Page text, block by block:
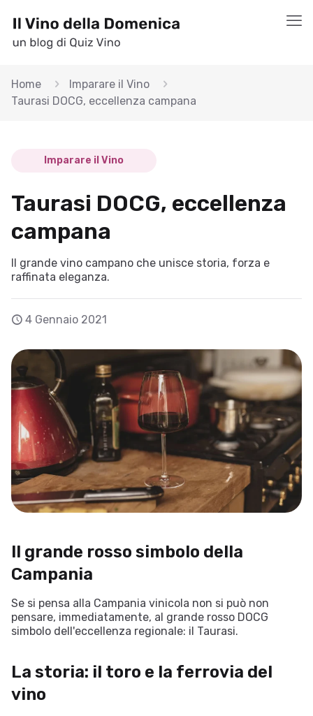
Home
Imparare il Vino
Taurasi DOCG, eccellenza campana
Imparare il Vino
Taurasi DOCG, eccellenza
campana
Il grande vino campano che unisce storia, forza e
raffinata eleganza.
4 Gennaio 2021
Il grande rosso simbolo della
Campania
Se si pensa alla Campania vinicola non si può non
pensare, immediatamente, al grande rosso DOCG
simbolo dell'eccellenza regionale: il Taurasi.
La storia: il toro e la ferrovia del
vino